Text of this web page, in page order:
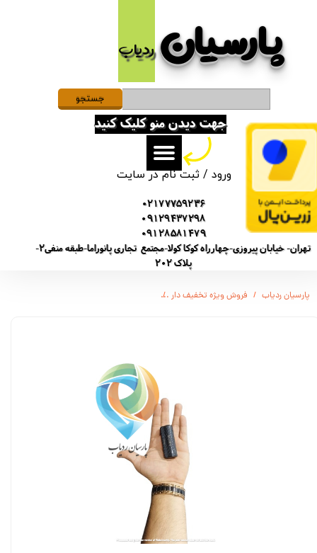
پارسیان​​​​​​​ردیاب
ورود /ثبت نام در سایت
حساب کاربری من
تغییر گذر واژه
سفارشات
خروج از حساب کاربری
02177759236
09129437298
09128581479
تهران- خیابان پیروزی-چهارراه کوکا کولا-مجتمع تجاری پانوراما-طبقه منفی2-
پلاک 202
جهت دیدن منو کلیک کنید
جستجو
پارسیان ردیاب فروش ویژه تخفیف دار